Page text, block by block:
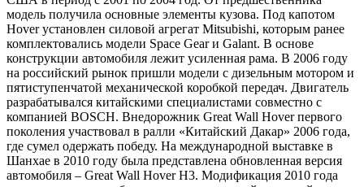
модель получила основные элементы кузова. Под капотом
Hover установлен силовой агрегат Mitsubishi, которым ранее
комплектовались модели Space Gear и Galant. В основе
конструкции автомобиля лежит усиленная рама. В 2006 году
на российский рынок пришли модели с дизельным мотором и
пятиступенчатой механической коробкой передач. Двигатель
разрабатывался китайскими специалистами совместно с
компанией BOSCH. Внедорожник Great Wall Hover первого
поколения участвовал в ралли «Китайский Дакар» 2006 года,
где сумел одержать победу. На международной выставке в
Шанхае в 2010 году была представлена обновленная версия
автомобиля – Great Wall Hover H3. Модификация 2010 года